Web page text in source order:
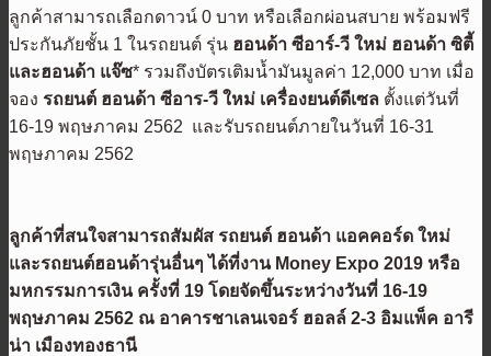
ลูกค้าสามารถเลือกดาวน์ 0 บาท หรือเลือกผ่อนสบาย พร้อมฟรี
ประกันภัยชั้น 1 ในรถยนต์ รุ่น ฮอนด้า ซีอาร์-วี ใหม่ ฮอนด้า ซิตี้
และฮอนด้า แจ๊ซ* รวมถึงบัตรเติมน้ำมันมูลค่า 12,000 บาท เมื่อ
จอง รถยนต์ ฮอนด้า ซีอาร-วี ใหม่ เครื่องยนต์ดีเซล ตั้งแต่วันที่
16-19 พฤษภาคม 2562 และรับรถยนต์ภายในวันที่ 16-31
พฤษภาคม 2562
ลูกค้าที่สนใจสามารถสัมผัส รถยนต์ ฮอนด้า แอคคอร์ด ใหม่
และรถยนต์ฮอนด้ารุ่นอื่นๆ ได้ที่งาน Money Expo 2019 หรือ
มหกรรมการเงิน ครั้งที่ 19 โดยจัดขึ้นระหว่างวันที่ 16-19
พฤษภาคม 2562 ณ อาคารชาเลนเจอร์ ฮอลล์ 2-3 อิมแพ็ค อารี
น่า เมืองทองธานี